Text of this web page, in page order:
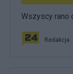
Wszyscy rano
Redakcja